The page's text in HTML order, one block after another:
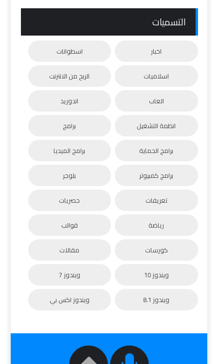
التسميات
اخبار اسطوانات
اسلاميات الربح من الانترنت
العاب اندوريد
انظمة التشغيل برامج
برامج الحماية برامج الميديا
برامج كمبيوتر بلوجر
تعريفات حصريات
رياضة قوالب
كورسات مقالات
ويندوز 10 ويندوز 7
ويندوز 8.1 ويندوز اكس بي